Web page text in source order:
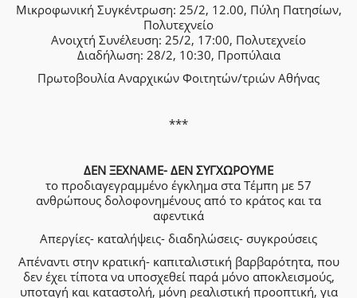
Μικροφωνική Συγκέντρωση: 25/2, 12.00, Πύλη Πατησίων,
Πολυτεχνείο
Ανοιχτή Συνέλευση: 25/2, 17:00, Πολυτεχνείο
Διαδήλωση: 28/2, 10:30, Προπύλαια
Πρωτοβουλία Αναρχικών Φοιτητών/τριών Αθήνας
***
ΔΕΝ ΞΕΧΝΑΜΕ- ΔΕΝ ΣΥΓΧΩΡΟΥΜΕ
το προδιαγεγραμμένο έγκλημα στα Τέμπη με 57
ανθρώπους δολοφονημένους από το κράτος και τα
αφεντικά
Απεργίες- καταλήψεις- διαδηλώσεις- συγκρούσεις
Απέναντι στην κρατική- καπιταλιστική βαρβαρότητα, που
δεν έχει τίποτα να υποσχεθεί παρά μόνο αποκλεισμούς,
υποταγή και καταστολή, μόνη ρεαλιστική προοπτική, για